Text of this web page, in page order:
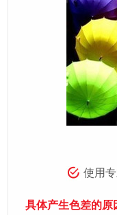
使用
具体产生色差的原